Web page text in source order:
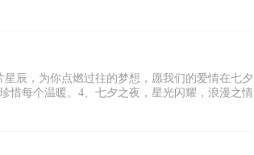
辰，为你点燃过往的梦想，愿我们的爱情在七夕
惜每个温暖。4、七夕之夜，星光闪耀，浪漫之情